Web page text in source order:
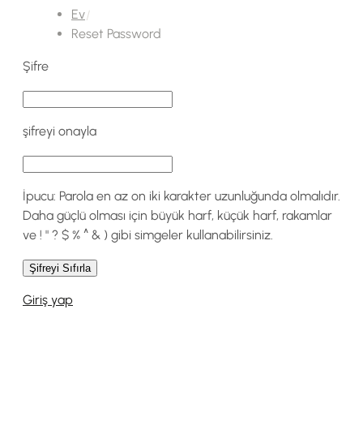
Ev
Reset Password
Şifre
şifreyi onayla
İpucu: Parola en az on iki karakter uzunluğunda olmalıdır.
Daha güçlü olması için büyük harf, küçük harf, rakamlar
ve ! " ? $ % ^ & ) gibi simgeler kullanabilirsiniz.
Giriş yap